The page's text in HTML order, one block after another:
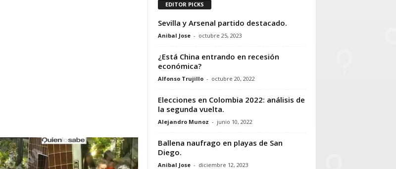
EDITOR PICKS
Sevilla y Arsenal partido destacado.
Anibal Jose - octubre 25, 2023
¿Está China entrando en recesión
económica?
Alfonso Trujillo - octubre 20, 2022
Elecciones en Colombia 2022: análisis de
la segunda vuelta.
Alejandro Munoz - junio 10, 2022
Ballena naufrago en playas de San
Diego.
Anibal Jose - diciembre 12, 2023